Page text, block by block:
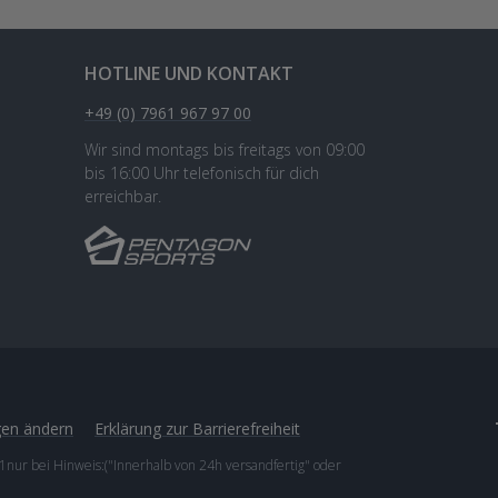
HOTLINE UND KONTAKT
+49 (0) 7961 967 97 00
Wir sind montags bis freitags von 09:00
bis 16:00 Uhr telefonisch für dich
erreichbar.
ändern Erklärung zur Barrierefreiheit
bei Hinweis:("Innerhalb von 24h versandfertig" oder